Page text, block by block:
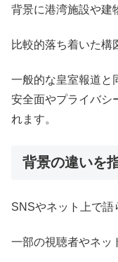
背景に港湾施設や建
比較的落ち着いた構
一般的な皇室報道と
安全面やプライバシ
れます。
背景の違いを
SNSやネット上で語
一部の視聴者やネッ